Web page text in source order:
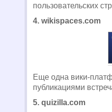
пользовательских
4. wikispaces.com
Еще одна вики-
публикациями
5. quizilla.com